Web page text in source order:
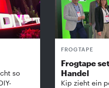
so
FROGTAPE
Frogtape
Handel
Kip zieht ein